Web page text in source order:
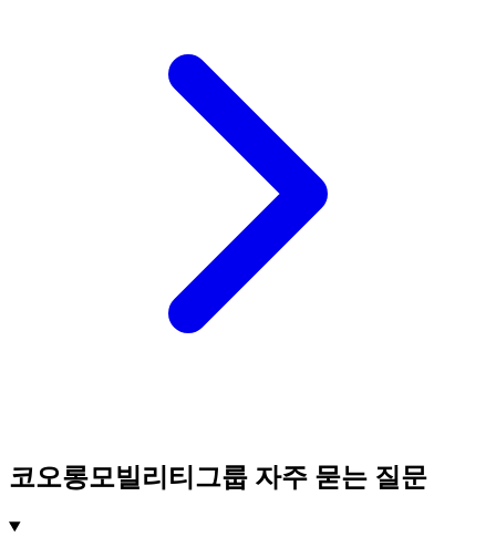
코오롱모빌리티그룹 자주 묻는 질문